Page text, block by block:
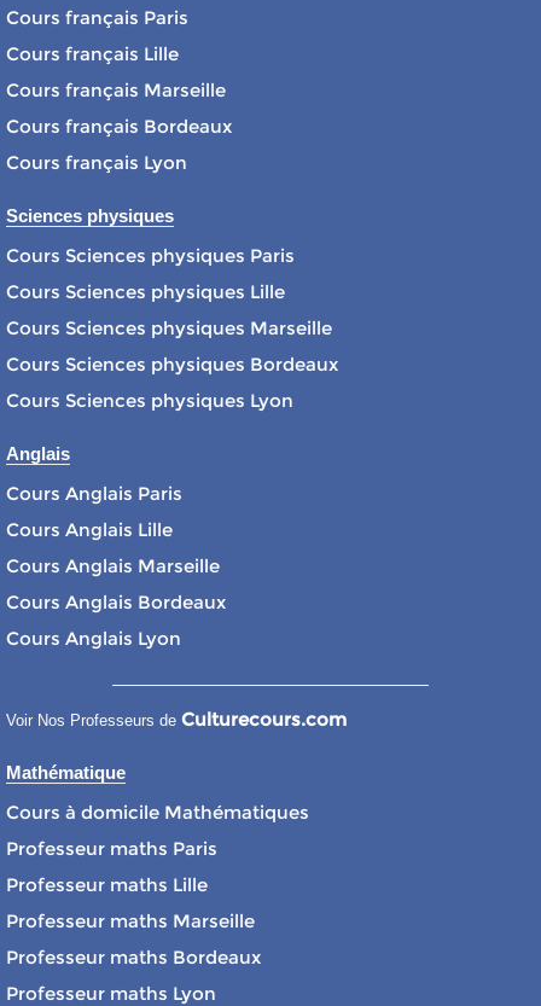
Cours français Paris
Cours français Lille
Cours français Marseille
Cours français Bordeaux
Cours français Lyon
Sciences physiques
Cours Sciences physiques Paris
Cours Sciences physiques Lille
Cours Sciences physiques Marseille
Cours Sciences physiques Bordeaux
Cours Sciences physiques Lyon
Anglais
Cours Anglais Paris
Cours Anglais Lille
Cours Anglais Marseille
Cours Anglais Bordeaux
Cours Anglais Lyon
Voir Nos Professeurs de Culturecours.com
Mathématique
Cours à domicile Mathématiques
Professeur maths Paris
Professeur maths Lille
Professeur maths Marseille
Professeur maths Bordeaux
Professeur maths Lyon